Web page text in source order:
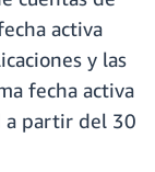
activa
y las
fecha activa
a partir del 30